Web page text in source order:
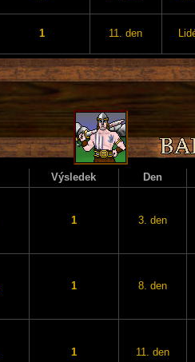
1 11. den
Výsledek Den
1 3. den
1 8. den
1 11. den